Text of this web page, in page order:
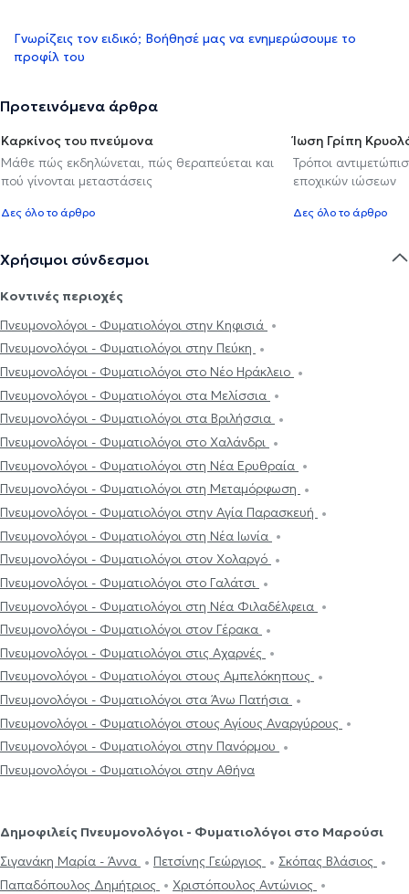
Γνωρίζεις τον ειδικό; Βοήθησέ μας να ενημερώσουμε το
προφίλ του
Προτεινόμενα άρθρα
Καρκίνος του πνεύμονα
Μάθε πώς εκδηλώνεται, πώς θεραπεύεται και
πού γίνονται μεταστάσεις
Δες όλο το άρθρο
Ίωση Γρίπη
Τρόποι
εποχικών ιώσεων
Δες όλο το άρθρο
Χρήσιμοι σύνδεσμοι
Κοντινές περιοχές
Πνευμονολόγοι - Φυματιολόγοι στην Κηφισιά
Πνευμονολόγοι - Φυματιολόγοι στην Πεύκη
Πνευμονολόγοι - Φυματιολόγοι στο Νέο Ηράκλειο
Πνευμονολόγοι - Φυματιολόγοι στα Μελίσσια
Πνευμονολόγοι - Φυματιολόγοι στα Βριλήσσια
Πνευμονολόγοι - Φυματιολόγοι στο Χαλάνδρι
Πνευμονολόγοι - Φυματιολόγοι στη Νέα Ερυθραία
Πνευμονολόγοι - Φυματιολόγοι στη Μεταμόρφωση
Πνευμονολόγοι - Φυματιολόγοι στην Αγία Παρασκευή
Πνευμονολόγοι - Φυματιολόγοι στη Νέα Ιωνία
Πνευμονολόγοι - Φυματιολόγοι στον Χολαργό
Πνευμονολόγοι - Φυματιολόγοι στο Γαλάτσι
Πνευμονολόγοι - Φυματιολόγοι στη Νέα Φιλαδέλφεια
Πνευμονολόγοι - Φυματιολόγοι στον Γέρακα
Πνευμονολόγοι - Φυματιολόγοι στις Αχαρνές
Πνευμονολόγοι - Φυματιολόγοι στους Αμπελόκηπους
Πνευμονολόγοι - Φυματιολόγοι στα Άνω Πατήσια
Πνευμονολόγοι - Φυματιολόγοι στους Αγίους Αναργύρους
Πνευμονολόγοι - Φυματιολόγοι στην Πανόρμου
Πνευμονολόγοι - Φυματιολόγοι στην Αθήνα
Δημοφιλείς Πνευμονολόγοι - Φυματιολόγοι στο Μαρούσι
Σιγανάκη Μαρία - Άννα
Πετσίνης Γεώργιος
Σκόπας Βλάσιος
Παπαδόπουλος Δημήτριος
Χριστόπουλος Αντώνιος